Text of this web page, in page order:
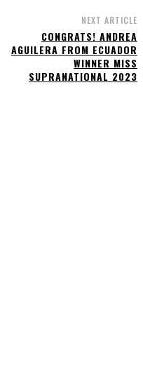
NEXT ARTICLE
CONGRATS! ANDREA
AGUILERA FROM ECUADOR
WINNER MISS
SUPRANATIONAL 2023